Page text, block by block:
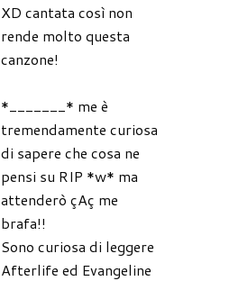
XD cantata così non
rende molto questa
canzone!
*_______* me è
tremendamente curiosa
di sapere che cosa ne
pensi su RIP *w* ma
attenderò çAç me
brafa!!
Sono curiosa di leggere
Afterlife ed Evangeline